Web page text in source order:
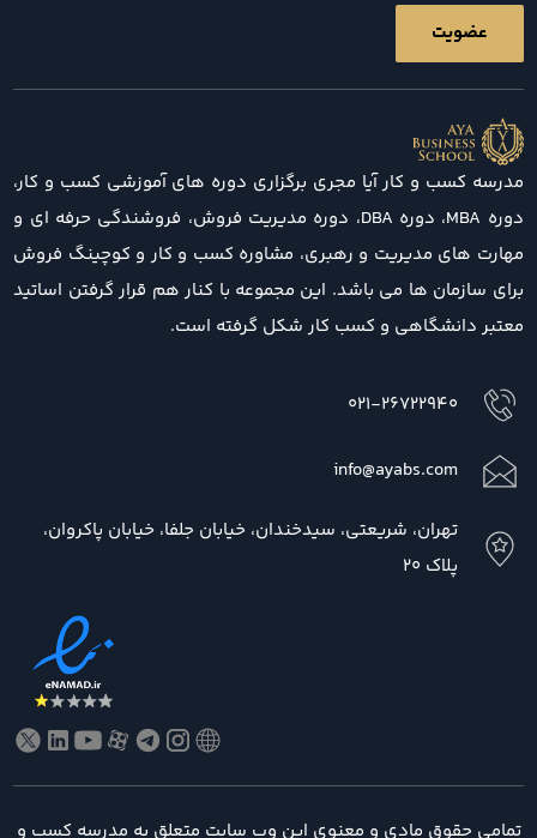
مدرسه کسب و کار آیا مجری برگزاری دوره های آموزشی کسب و کار،
دوره MBA، دوره DBA، دوره مدیریت فروش، فروشندگی حرفه ای و
مهارت های مدیریت و رهبری، مشاوره کسب و کار و کوچینگ فروش
برای سازمان ها می باشد. این مجموعه با کنار هم قرار گرفتن اساتید
معتبر دانشگاهی و کسب کار شکل گرفته است.
021-26722940
info@ayabs.com
تهران، شریعتی، سیدخندان، خیابان جلفا، خیابان پاکروان،
پلاک 20
تمامی حقوق مادی و معنوی این وب سایت متعلق به مدرسه کسب و